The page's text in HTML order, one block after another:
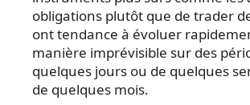
obligations plutôt que de trader
ont tendance à évoluer
manière imprévisible sur des
quelques jours ou de quelques
de quelques mois.